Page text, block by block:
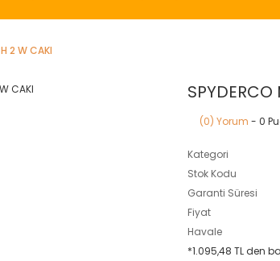
2 W CAKI
(0) Yorum - 0
Kategori
Stok Kodu
Garanti Süresi
Fiyat
Havale
*1.095,48 TL den